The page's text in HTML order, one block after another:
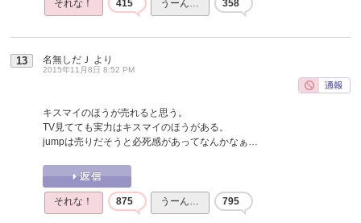
それな！ 415 うーん… 358
13 名無しだＪ より
2015年11月8日 8:52 PM
キスマイのほうが売れると思う。
TV見てても実力はキスマイのほうがある。
jumpは売りだそうと必死感があってなんかなぁ…
それな！ 875 うーん… 795